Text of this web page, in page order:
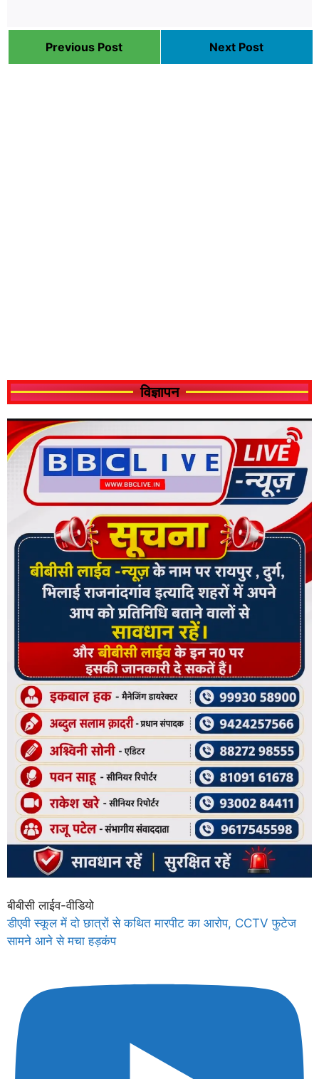
Previous Post Next Post
विज्ञापन
बीबीसी लाईव-वीडियो
डीएवी स्कूल में दो छात्रों से कथित मारपीट का आरोप, CCTV फुटेज
सामने आने से मचा हड़कंप